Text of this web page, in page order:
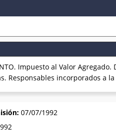
Impuesto al Valor
Responsables incorporados a
07/07/1992